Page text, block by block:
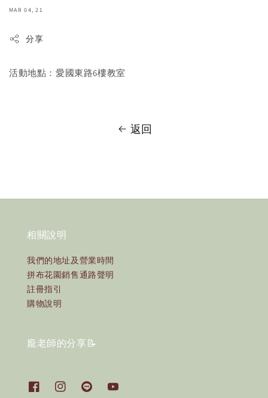
MAR 04, 21
分享
活動地點：愛國東路6樓教室
返回
相關說明
我們的地址及營業時間
拼布花園銷售通路聲明
註冊指引
購物說明
龐老師的分享📝